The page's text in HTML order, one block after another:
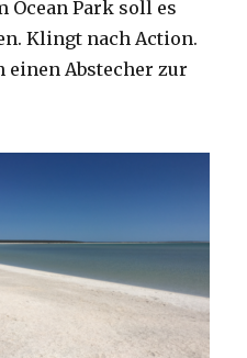
Ocean Park soll es
Klingt nach Action.
einen Abstecher zur